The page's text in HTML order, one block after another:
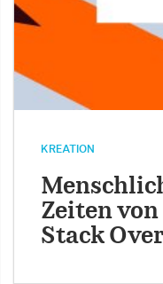
KREATION
Zeiten
Stack